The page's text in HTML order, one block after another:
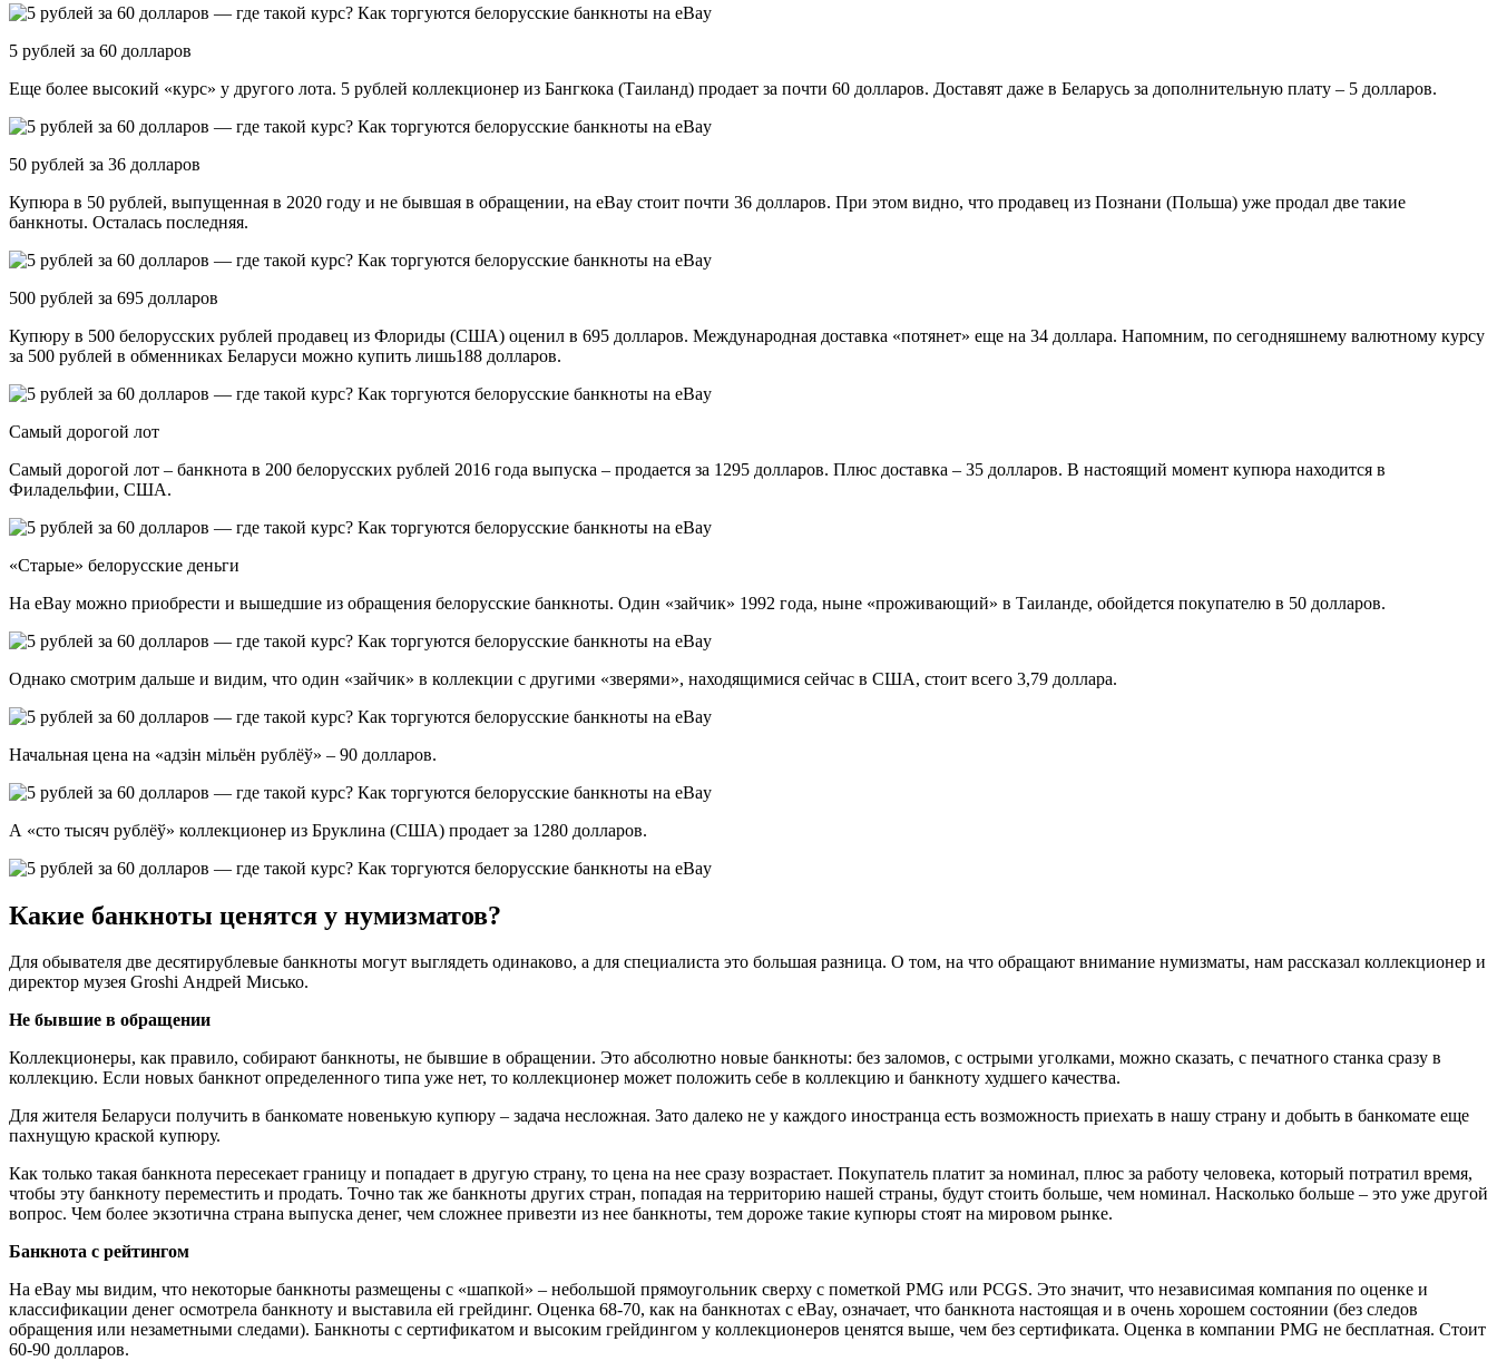
5 рублей за 60 долларов
Еще более высокий «курс» у другого лота. 5 рублей коллекционер из Бангкока (Таиланд) продает за почти 60 долларов. Доставят даже в Беларусь за дополнительную плату – 5 долларов.
50 рублей за 36 долларов
Купюра в 50 рублей, выпущенная в 2020 году и не бывшая в обращении, на eBay стоит почти 36 долларов. При этом видно, что продавец из Познани (Польша) уже продал две такие
банкноты. Осталась последняя.
500 рублей за 695 долларов
Купюру в 500 белорусских рублей продавец из Флориды (США) оценил в 695 долларов. Международная доставка «потянет» еще на 34 доллара. Напомним, по сегодняшнему валютному курсу
за 500 рублей в обменниках Беларуси можно купить лишь188 долларов.
Самый дорогой лот
Самый дорогой лот – банкнота в 200 белорусских рублей 2016 года выпуска – продается за 1295 долларов. Плюс доставка – 35 долларов. В настоящий момент купюра находится в
Филадельфии, США.
«Старые» белорусские деньги
На eBay можно приобрести и вышедшие из обращения белорусские банкноты. Один «зайчик» 1992 года, ныне «проживающий» в Таиланде, обойдется покупателю в 50 долларов.
Однако смотрим дальше и видим, что один «зайчик» в коллекции с другими «зверями», находящимися сейчас в США, стоит всего 3,79 доллара.
Начальная цена на «адзiн мiльён рублёў» – 90 долларов.
А «сто тысяч рублёў» коллекционер из Бруклина (США) продает за 1280 долларов.
Какие банкноты ценятся у нумизматов?
Для обывателя две десятирублевые банкноты могут выглядеть одинаково, а для специалиста это большая разница. О том, на что обращают внимание нумизматы, нам рассказал коллекционер и
директор музея Groshi Андрей Мисько.
Не бывшие в обращении
Коллекционеры, как правило, собирают банкноты, не бывшие в обращении. Это абсолютно новые банкноты: без заломов, с острыми уголками, можно сказать, с печатного станка сразу в
коллекцию. Если новых банкнот определенного типа уже нет, то коллекционер может положить себе в коллекцию и банкноту худшего качества.
Для жителя Беларуси получить в банкомате новенькую купюру – задача несложная. Зато далеко не у каждого иностранца есть возможность приехать в нашу страну и добыть в банкомате еще
пахнущую краской купюру.
Как только такая банкнота пересекает границу и попадает в другую страну, то цена на нее сразу возрастает. Покупатель платит за номинал, плюс за работу человека, который потратил время,
чтобы эту банкноту переместить и продать. Точно так же банкноты других стран, попадая на территорию нашей страны, будут стоить больше, чем номинал. Насколько больше – это уже другой
вопрос. Чем более экзотична страна выпуска денег, чем сложнее привезти из нее банкноты, тем дороже такие купюры стоят на мировом рынке.
Банкнота с рейтингом
На eBay мы видим, что некоторые банкноты размещены с «шапкой» – небольшой прямоугольник сверху с пометкой PMG или PCGS. Это значит, что независимая компания по оценке и
классификации денег осмотрела банкноту и выставила ей грейдинг. Оценка 68-70, как на банкнотах с eBay, означает, что банкнота настоящая и в очень хорошем состоянии (без следов
обращения или незаметными следами). Банкноты с сертификатом и высоким грейдингом у коллекционеров ценятся выше, чем без сертификата. Оценка в компании PMG не бесплатная. Стоит
60-90 долларов.